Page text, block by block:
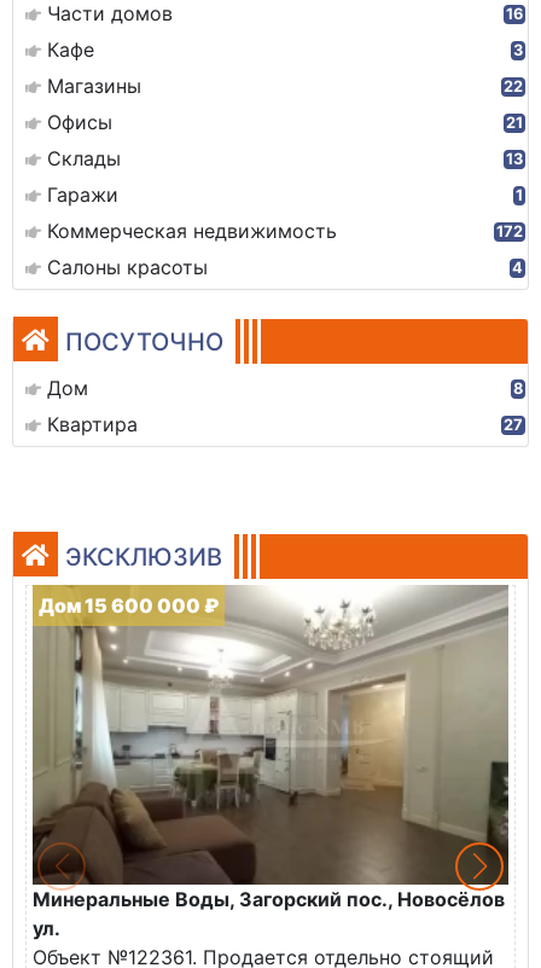
Части домов 16
Кафе 3
Магазины 22
Офисы 21
Склады 13
Гаражи 1
Коммерческая недвижимость 172
Салоны красоты 4
ПОСУТОЧНО
Дом 8
Квартира 27
ЭКСКЛЮЗИВ
Дом 15 600 000 ₽
Минеральные Воды, Загорский пос., Новосёлов
ул.
Объект №122361. Продается отдельно стоящий